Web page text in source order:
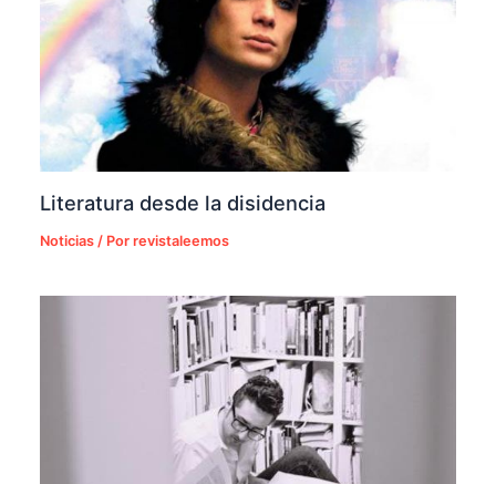
Literatura desde la disidencia
Noticias / Porrevistaleemos